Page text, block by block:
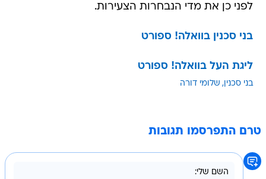
לפני כן את מדי הנבחרות הצעירות.
בני סכנין בוואלה! ספורט
ליגת העל בוואלה! ספורט
בני סכנין שלומי דורה
טרם התפרסמו תגובות